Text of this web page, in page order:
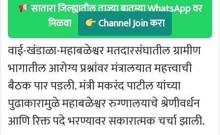
सातारा जिल्ह्यातील ताज्या बातम्या WhatsApp वर
मिळवा
Channel Join करा
वाई-खंडाळा-महाबळेश्वर मतदारसंघातील ग्रामीण
भागातील आरोग्य प्रश्नांवर मंत्रालयात महत्त्वाची
बैठक पार पडली. मंत्री मकरंद पाटील यांच्या
पुढाकारामुळे महाबळेश्वर रुग्णालयाचे श्रेणीवर्धन
आणि रिक्त पदे भरण्यावर सकारात्मक चर्चा झाली.